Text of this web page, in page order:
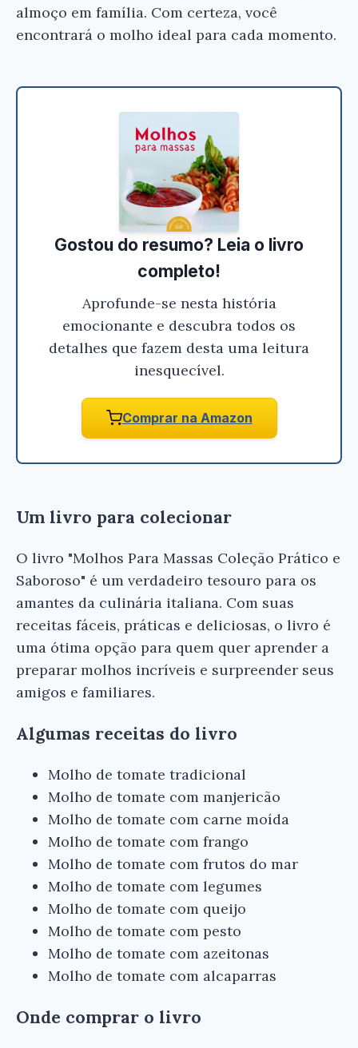
almoço em família. Com certeza, você
encontrará o molho ideal para cada momento.
Gostou do resumo? Leia o livro
completo!
Aprofunde-se nesta história
emocionante e descubra todos os
detalhes que fazem desta uma leitura
inesquecível.
Comprar na Amazon
Um livro para colecionar
O livro "Molhos Para Massas Coleção Prático e
Saboroso" é um verdadeiro tesouro para os
amantes da culinária italiana. Com suas
receitas fáceis, práticas e deliciosas, o livro é
uma ótima opção para quem quer aprender a
preparar molhos incríveis e surpreender seus
amigos e familiares.
Algumas receitas do livro
Molho de tomate tradicional
Molho de tomate com manjericão
Molho de tomate com carne moída
Molho de tomate com frango
Molho de tomate com frutos do mar
Molho de tomate com legumes
Molho de tomate com queijo
Molho de tomate com pesto
Molho de tomate com azeitonas
Molho de tomate com alcaparras
Onde comprar o livro
Molhos Para Massas Coleção Prático e
Saboroso - Pia Fendrik